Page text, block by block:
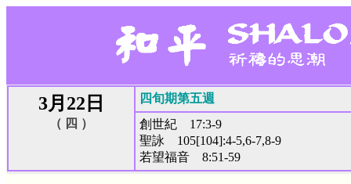
3月22日
（ 四 ）
四旬期第五週
創世紀 17:3-9
聖詠 105[104]:4-5,6-7,8-9
若望福音 8:51-59